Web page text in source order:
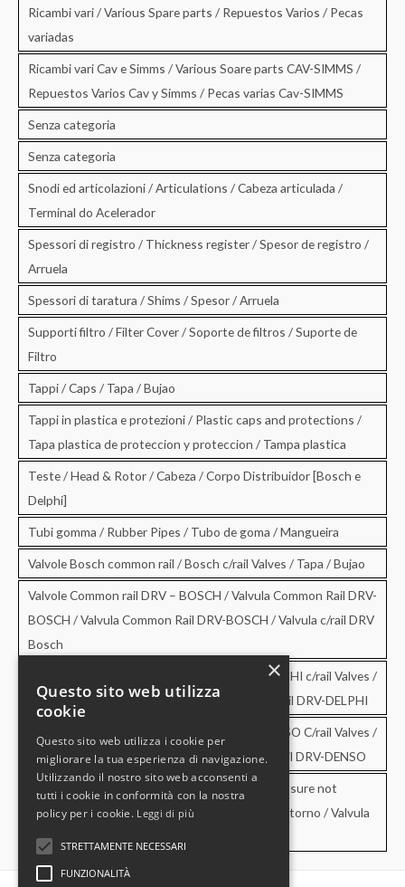
Ricambi vari / Various Spare parts / Repuestos Varios / Pecas
variadas
Ricambi vari Cav e Simms / Various Soare parts CAV-SIMMS /
Repuestos Varios Cav y Simms / Pecas varias Cav-SIMMS
Senza categoria
Senza categoria
Snodi ed articolazioni / Articulations / Cabeza articulada /
Terminal do Acelerador
Spessori di registro / Thickness register / Spesor de registro /
Arruela
Spessori di taratura / Shims / Spesor / Arruela
Supporti filtro / Filter Cover / Soporte de filtros / Suporte de
Filtro
Tappi / Caps / Tapa / Bujao
Tappi in plastica e protezioni / Plastic caps and protections /
Tapa plastica de proteccion y proteccion / Tampa plastica
Teste / Head & Rotor / Cabeza / Corpo Distribuidor [Bosch e
Delphi]
Tubi gomma / Rubber Pipes / Tubo de goma / Mangueira
Valvole Bosch common rail / Bosch c/rail Valves / Tapa / Bujao
Valvole Common rail DRV – BOSCH / Valvula Common Rail DRV-
BOSCH / Valvula Common Rail DRV-BOSCH / Valvula c/rail DRV
Bosch
Valvole Common rail DRV – DELPHI / DRV-DELPHI c/rail Valves /
Valvula Common Rail DRV-DELPHI / Valvula c/rail DRV-DELPHI
Valvole Common rail DRV – DENSO / DRV-DENSO C/rail Valves /
Valvula Common Rail DRV-DENSO / Valvula c/rail DRV-DENSO
Valvole di sovrapressione e di non ritorno / Pressure not
retourn Valves / Valvula de sobrepresion y no retorno / Valvula
de pressao e no retorno
×
Questo sito web utilizza
cookie
Questo sito web utilizza i cookie per
migliorare la tua esperienza di navigazione.
Utilizzando il nostro sito web acconsenti a
tutti i cookie in conformità con la nostra
policy per i cookie. Leggi di più
STRETTAMENTE NECESSARI
FUNZIONALITÀ